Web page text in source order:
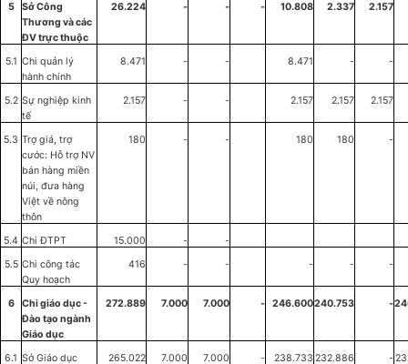
5
Sở Công
Thương và các
ĐV trực thuộc
26.224 - - - 10.808 2.337 2.157
5.1 Chi quản lý
hành chính
8.471 - - 8.471 - -
5.2 Sự nghiệp kinh
tế
2.157 - - 2.157 2.157 2.157
5.3 Trợ giá, trợ
cước: Hỗ trợ NV
bán hàng miền
núi,đưa hàng
Việt về nông
thôn
180 - - 180 180 -
5.4 Chi ĐTPT 15.000 -
-
5.5 Chi công tác
Quy hoạch
416 - - - - -
6
Chi giáo dục -
Đào tạo ngành
Giáo dục
272.889 7.000 7.000 - 246.600240.753 -
6.1 Sở Giáo dục
265.022 7.000 7.000 - 238.733 232.886 -